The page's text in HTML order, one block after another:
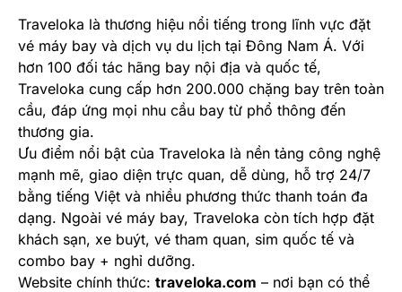
Traveloka là thương hiệu nổi tiếng trong lĩnh vực đặt
vé máy bay và dịch vụ du lịch tại Đông Nam Á. Với
hơn 100 đối tác hãng bay nội địa và quốc tế,
Traveloka cung cấp hơn 200.000 chặng bay trên toàn
cầu, đáp ứng mọi nhu cầu bay từ phổ thông đến
thương gia.
Ưu điểm nổi bật của Traveloka là nền tảng công nghệ
mạnh mẽ, giao diện trực quan, dễ dùng, hỗ trợ 24/7
bằng tiếng Việt và nhiều phương thức thanh toán đa
dạng. Ngoài vé máy bay, Traveloka còn tích hợp đặt
khách sạn, xe buýt, vé tham quan, sim quốc tế và
combo bay + nghỉ dưỡng.
Website chính thức: traveloka.com – nơi bạn có thể